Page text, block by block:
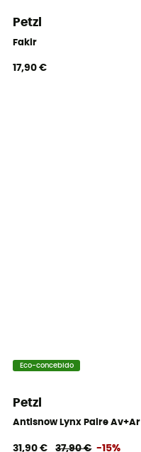
Petzl
Fakir
17,90 €
Eco-concebido
Petzl
Antisnow Lynx Paire Av+Ar
31,90 € 37,90 € -15%